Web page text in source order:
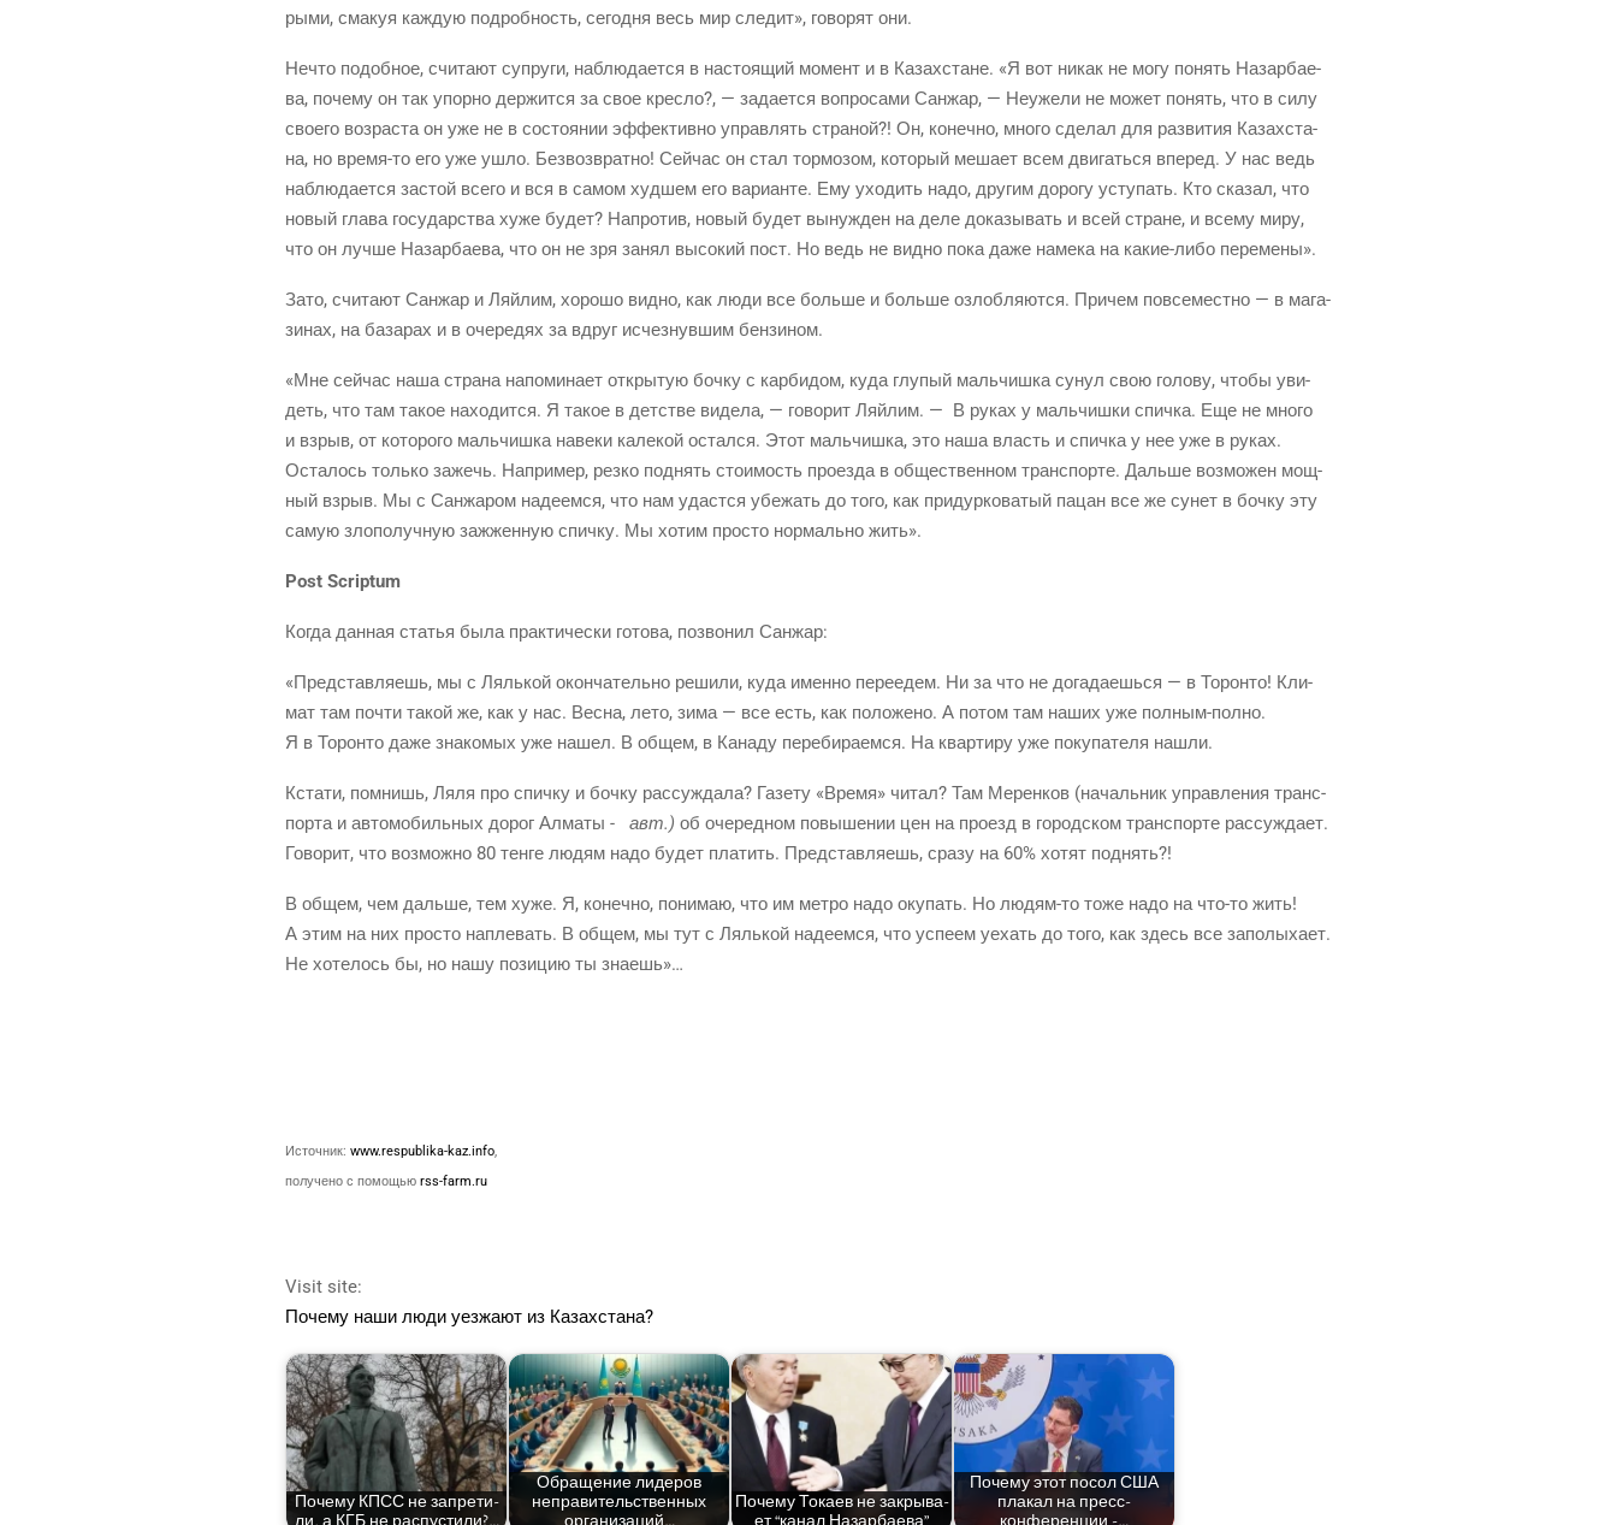
ры­ми, сма­куя каж­дую подроб­ность, сего­дня весь мир сле­дит», гово­рят они.
Нечто подоб­ное, счи­та­ют супру­ги, наблю­да­ет­ся в насто­я­щий момент и в Казах­стане. «Я вот никак не могу понять Назар­ба­е­
ва, поче­му он так упор­но дер­жит­ся за свое крес­ло?, — зада­ет­ся вопро­са­ми Сан­жар, — Неуже­ли не может понять, что в силу
сво­е­го воз­рас­та он уже не в состо­я­нии эффек­тив­но управ­лять стра­ной?! Он, конеч­но, мно­го сде­лал для раз­ви­тия Казах­ста­
на, но вре­мя-то его уже ушло. Без­воз­врат­но! Сей­час он стал тор­мо­зом, кото­рый меша­ет всем дви­гать­ся впе­ред. У нас ведь
наблю­да­ет­ся застой все­го и вся в самом худ­шем его вари­ан­те. Ему ухо­дить надо, дру­гим доро­гу усту­пать. Кто ска­зал, что
новый гла­ва госу­дар­ства хуже будет? Напро­тив, новый будет вынуж­ден на деле дока­зы­вать и всей стране, и все­му миру,
что он луч­ше Назар­ба­е­ва, что он не зря занял высо­кий пост. Но ведь не вид­но пока даже наме­ка на какие-либо перемены».
Зато, счи­та­ют Сан­жар и Ляй­лим, хоро­шо вид­но, как люди все боль­ше и боль­ше озлоб­ля­ют­ся. При­чем повсе­мест­но — в мага­
зи­нах, на база­рах и в оче­ре­дях за вдруг исчез­нув­шим бензином.
«Мне сей­час наша стра­на напо­ми­на­ет откры­тую боч­ку с кар­би­дом, куда глу­пый маль­чиш­ка сунул свою голо­ву, что­бы уви­
деть, что там такое нахо­дит­ся. Я такое в дет­стве виде­ла, — гово­рит Ляй­лим. — В руках у маль­чиш­ки спич­ка. Еще не мно­го
и взрыв, от кото­ро­го маль­чиш­ка наве­ки кале­кой остал­ся. Этот маль­чиш­ка, это наша власть и спич­ка у нее уже в руках.
Оста­лось толь­ко зажечь. Напри­мер, рез­ко под­нять сто­и­мость про­ез­да в обще­ствен­ном транс­пор­те. Даль­ше воз­мо­жен мощ­
ный взрыв. Мы с Сан­жа­ром наде­ем­ся, что нам удаст­ся убе­жать до того, как при­дур­ко­ва­тый пацан все же сунет в боч­ку эту
самую зло­по­луч­ную зажжен­ную спич­ку. Мы хотим про­сто нор­маль­но жить».
Post Scriptum
Когда дан­ная ста­тья была прак­ти­че­ски гото­ва, позво­нил Санжар:
«Пред­став­ля­ешь, мы с Ляль­кой окон­ча­тель­но реши­ли, куда имен­но пере­едем. Ни за что не дога­да­ешь­ся — в Торон­то! Кли­
мат там почти такой же, как у нас. Вес­на, лето, зима — все есть, как поло­же­но. А потом там наших уже пол­ным-пол­но.
Я в Торон­то даже зна­ко­мых уже нашел. В общем, в Кана­ду пере­би­ра­ем­ся. На квар­ти­ру уже поку­па­те­ля нашли.
Кста­ти, пом­нишь, Ляля про спич­ку и боч­ку рас­суж­да­ла? Газе­ту «Вре­мя» читал? Там Мерен­ков (началь­ник управ­ле­ния транс­
пор­та и авто­мо­биль­ных дорог Алма­ты - авт.) об оче­ред­ном повы­ше­нии цен на про­езд в город­ском транс­пор­те рас­суж­да­ет.
Гово­рит, что воз­мож­но 80 тен­ге людям надо будет пла­тить. Пред­став­ля­ешь, сра­зу на 60% хотят поднять?!
В общем, чем даль­ше, тем хуже. Я, конеч­но, пони­маю, что им мет­ро надо оку­пать. Но людям-то тоже надо на что-то жить!
А этим на них про­сто напле­вать. В общем, мы тут с Ляль­кой наде­ем­ся, что успе­ем уехать до того, как здесь все запо­лы­ха­ет.
Не хоте­лось бы, но нашу пози­цию ты знаешь»…
Источ­ник: www.respublika-kaz.info,
полу­че­но с помо­щью rss-farm.ru
Visit site:
Поче­му наши люди уез­жа­ют из Казахстана?
Поче­му КПСС не запре­ти­
ли, а КГБ не распустили?…
Обра­ще­ние лиде­ров
непра­ви­тель­ствен­ных
организаций…
Поче­му Тока­ев не закры­ва­
ет “канал Назарбаева”
Поче­му этот посол США
пла­кал на пресс-
конференции -…